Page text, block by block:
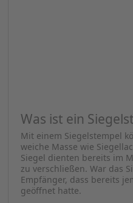
Was ist ein
Mit einem Siegelstempel
weiche Masse wie
Siegel dienten bereits im
zu verschließen. War das
Empfänger, dass bereits
geöffnet hatte.